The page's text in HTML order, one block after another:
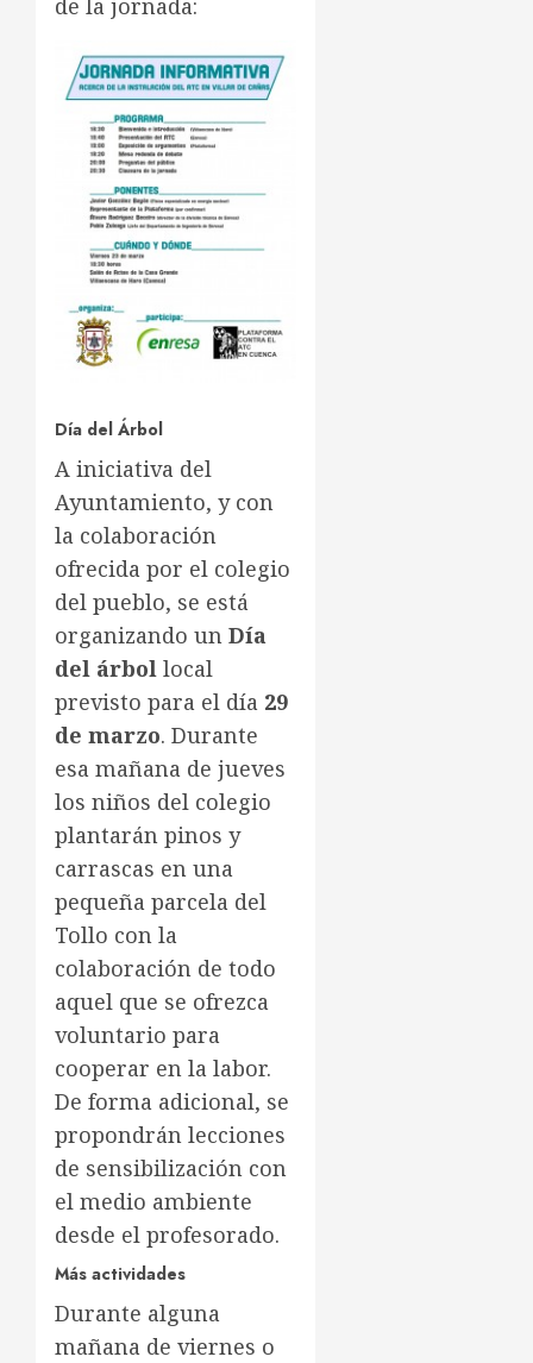
de la jornada:
Día del Árbol
A iniciativa del
Ayuntamiento, y con
la colaboración
ofrecida por el colegio
del pueblo, se está
organizando un Día
del árbol local
previsto para el día 29
de marzo. Durante
esa mañana de jueves
los niños del colegio
plantarán pinos y
carrascas en una
pequeña parcela del
Tollo con la
colaboración de todo
aquel que se ofrezca
voluntario para
cooperar en la labor.
De forma adicional, se
propondrán lecciones
de sensibilización con
el medio ambiente
desde el profesorado.
Más actividades
Durante alguna
mañana de viernes o